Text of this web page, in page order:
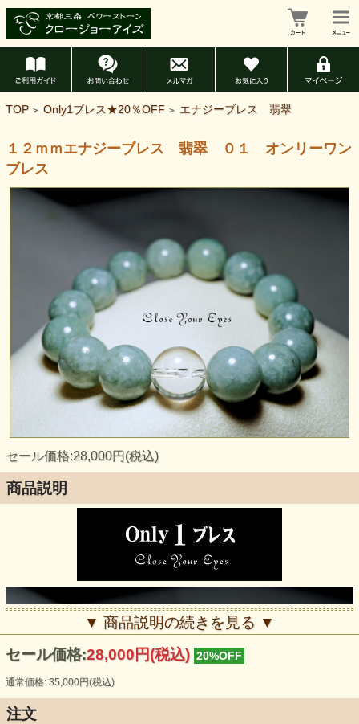
TOP > Only1ブレス★20％OFF > エナジーブレス 翡翠
１２ｍｍエナジーブレス 翡翠 ０１ オンリーワン
ブレス
セール価格:28,000円(税込)
商品説明
▼ 商品説明の続きを見る ▼
セール価格:28,000円(税込) 20%OFF
通常価格: 35,000円(税込)
注文